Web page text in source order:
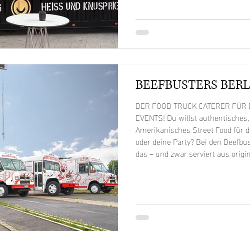
BEEFBUSTERS
DER FOOD TRUCK CATERER
EVENTS! Du willst
Amerikanisches Street Food für
oder deine Party? Bei den
das – und zwar serviert aus